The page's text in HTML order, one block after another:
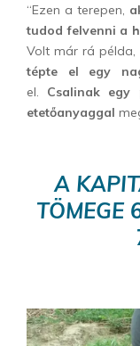
“Ezen a terepen,
tudod felvenni a
Volt már rá példa,
tépte el egy
el. Csalinak egy
etetőanyaggal
A
TÖMEGE